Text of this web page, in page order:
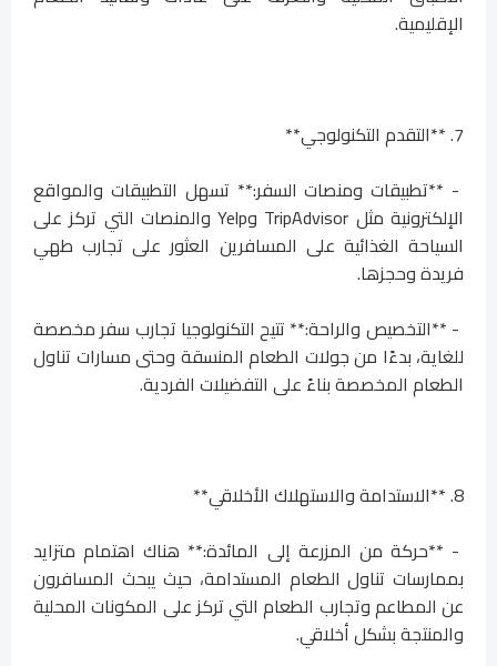
الإقليمية.
7. **التقدم التكنولوجي**
- **تطبيقات ومنصات السفر:** تسهل التطبيقات والمواقع
الإلكترونية مثل TripAdvisor وYelp والمنصات التي تركز على
السياحة الغذائية على المسافرين العثور على تجارب طهي
فريدة وحجزها.
- **التخصيص والراحة:** تتيح التكنولوجيا تجارب سفر مخصصة
للغاية، بدءًا من جولات الطعام المنسقة وحتى مسارات تناول
الطعام المخصصة بناءً على التفضيلات الفردية.
8. **الاستدامة والاستهلاك الأخلاقي**
- **حركة من المزرعة إلى المائدة:** هناك اهتمام متزايد
بممارسات تناول الطعام المستدامة، حيث يبحث المسافرون
عن المطاعم وتجارب الطعام التي تركز على المكونات المحلية
والمنتجة بشكل أخلاقي.